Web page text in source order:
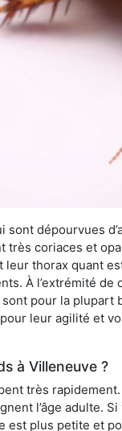
dépourvues
très coriaces et
thorax quant
À l’extrémité
pour la
leur agilité et
à Villeneuve ?
très
l’âge adulte.
est plus petite et